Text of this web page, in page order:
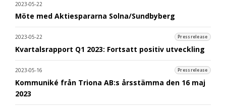
2023-05-22
Möte med Aktiespararna Solna/Sundbyberg
2023-05-22 Pressrelease
Kvartalsrapport Q1 2023: Fortsatt positiv utveckling
2023-05-16 Pressrelease
Kommuniké från Triona AB:s årsstämma den 16 maj
2023